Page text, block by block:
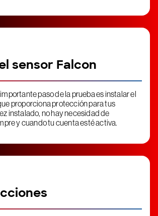
sensor Falcon
paso de la prueba es instalar el
proporciona protección para tus
instalado, no hay necesidad de
y cuando tu cuenta esté activa.